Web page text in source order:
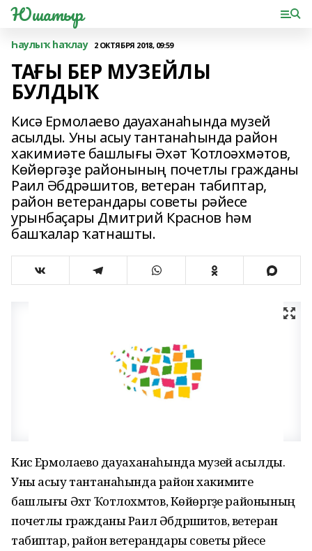
Юшатыр
Һаулыҡ һаҡлау 2 ОКТЯБРЯ 2018, 09:59
ТАҒЫ БЕР МУЗЕЙЛЫ
БУЛДЫҠ
Кисә Ермолаево дауаханаһында музей
асылды. Уны асыу тантанаһында район
хакимиәте башлығы Әхәт Ҡотлоәхмәтов,
Көйөргәҙе районының почетлы гражданы
Раил Әбдрәшитов, ветеран табиптар,
район ветерандары советы рәйесе
урынбаҫары Дмитрий Краснов һәм
башҡалар ҡатнашты.
Кисә Ермолаево дауаханаһында музей асылды.
Уны асыу тантанаһында район хакимиәте
башлығы Әхәт Ҡотлоәхмәтов, Көйөргәҙе районының
почетлы гражданы Раил Әбдрәшитов, ветеран
табиптар, район ветерандары советы рәйесе